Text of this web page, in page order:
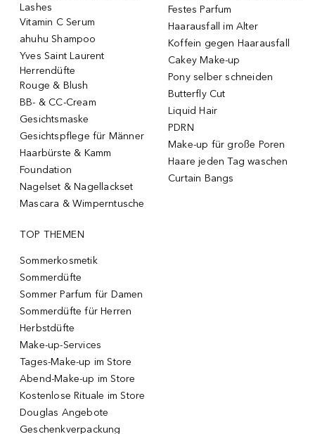
Lashes
Vitamin C Serum
ahuhu Shampoo
Yves Saint Laurent
Herrendüfte
Rouge & Blush
BB- & CC-Cream
Gesichtsmaske
Gesichtspflege für Männer
Haarbürste & Kamm
Foundation
Nagelset & Nagellackset
Mascara & Wimperntusche
Festes Parfum
Haarausfall im Alter
Koffein gegen Haarausfall
Cakey Make-up
Pony selber schneiden
Butterfly Cut
Liquid Hair
PDRN
Make-up für große Poren
Haare jeden Tag waschen
Curtain Bangs
TOP THEMEN
Sommerkosmetik
Sommerdüfte
Sommer Parfum für Damen
Sommerdüfte für Herren
Herbstdüfte
Make-up-Services
Tages-Make-up im Store
Abend-Make-up im Store
Kostenlose Rituale im Store
Douglas Angebote
Geschenkverpackung